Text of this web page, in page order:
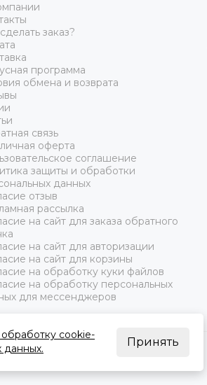
заказ?
программа
обмена и возврата
связь
оферта
соглашение
защиты и обработки
данных
отзыв
рассылка
на сайт для заказа обратного
на сайт для авторизации
на сайт для корзины
на обработку куки файлов
на обработку персональных
для мессенджеров
обработку cookie-
данных. Принять